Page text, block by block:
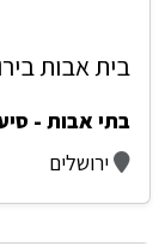
בית אבות
בתי אבות -
ירושלים